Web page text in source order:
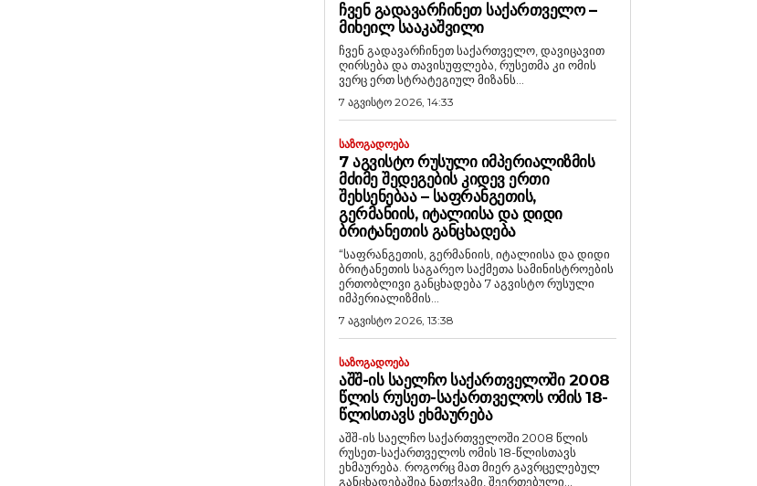
ᲩᲕᲔᲜ ᲒᲐᲓᲐᲕᲐᲠᲩᲘᲜᲔᲗ ᲡᲐᲥᲐᲠᲗᲕᲔᲚᲝ –
ᲛᲘᲮᲔᲘᲚ ᲡᲐᲐᲙᲐᲨᲕᲘᲚᲘ
ჩვენ გადავარჩინეთ საქართველო, დავიცავით
ღირსება და თავისუფლება, რუსეთმა კი ომის
ვერც ერთ სტრატეგიულ მიზანს...
7 აგვისტო 2026, 14:33
ᲡᲐᲖᲝᲒᲐᲓᲝᲔᲑᲐ
7 ᲐᲒᲕᲘᲡᲢᲝ ᲠᲣᲡᲣᲚᲘ ᲘᲛᲞᲔᲠᲘᲐᲚᲘᲖᲛᲘᲡ
ᲛᲫᲘᲛᲔ ᲨᲔᲓᲔᲒᲔᲑᲘᲡ ᲙᲘᲓᲔᲕ ᲔᲠᲗᲘ
ᲨᲔᲮᲡᲔᲜᲔᲑᲐᲐ – ᲡᲐᲤᲠᲐᲜᲒᲔᲗᲘᲡ,
ᲒᲔᲠᲛᲐᲜᲘᲘᲡ, ᲘᲢᲐᲚᲘᲘᲡᲐ ᲓᲐ ᲓᲘᲓᲘ
ᲑᲠᲘᲢᲐᲜᲔᲗᲘᲡ ᲒᲐᲜᲪᲮᲐᲓᲔᲑᲐ
“საფრანგეთის, გერმანიის, იტალიისა და დიდი
ბრიტანეთის საგარეო საქმეთა სამინისტროების
ერთობლივი განცხადება 7 აგვისტო რუსული
იმპერიალიზმის...
7 აგვისტო 2026, 13:38
ᲡᲐᲖᲝᲒᲐᲓᲝᲔᲑᲐ
ᲐᲨᲨ-ᲘᲡ ᲡᲐᲔᲚᲩᲝ ᲡᲐᲥᲐᲠᲗᲕᲔᲚᲝᲨᲘ 2008
ᲬᲚᲘᲡ ᲠᲣᲡᲔᲗ-ᲡᲐᲥᲐᲠᲗᲕᲔᲚᲝᲡ ᲝᲛᲘᲡ 18-
ᲬᲚᲘᲡᲗᲐᲕᲡ ᲔᲮᲛᲐᲣᲠᲔᲑᲐ
აშშ-ის საელჩო საქართველოში 2008 წლის
რუსეთ-საქართველოს ომის 18-წლისთავს
ეხმაურება. როგორც მათ მიერ გავრცელებულ
განცხადებაშია ნათქვამი, შეერთებული...